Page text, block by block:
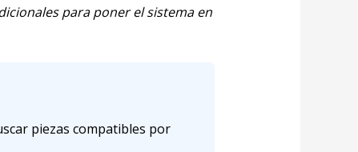
para poner el sistema en
piezas compatibles por